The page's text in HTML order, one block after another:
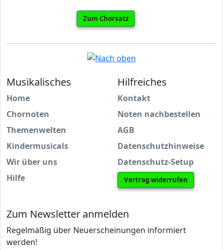
Zum Chorsatz
Musikalisches
Home
Chornoten
Themenwelten
Kindermusicals
Wir über uns
Hilfe
Hilfreiches
Kontakt
Noten nachbestellen
AGB
Datenschutzhinweise
Datenschutz-Setup
Vertrag widerrufen
Zum Newsletter anmelden
Regelmäßig über Neuerscheinungen informiert
werden!